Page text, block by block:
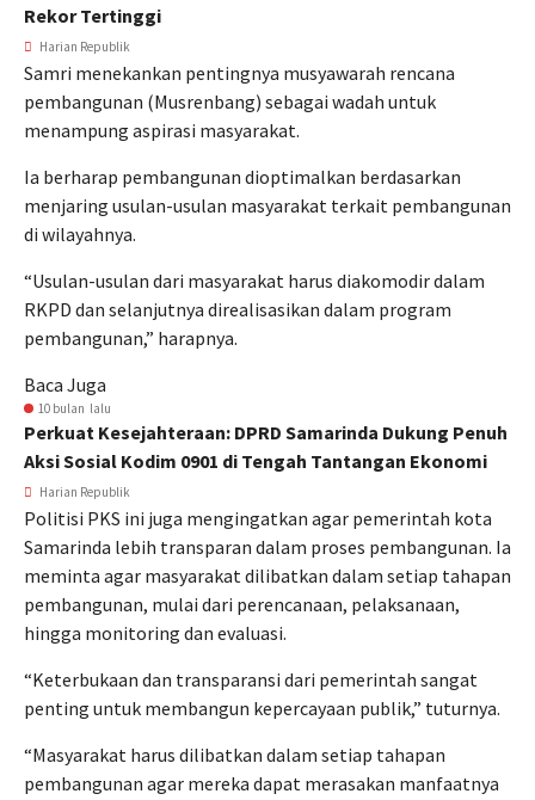
Rekor Tertinggi
Harian Republik
Samri menekankan pentingnya musyawarah rencana
pembangunan (Musrenbang) sebagai wadah untuk
menampung aspirasi masyarakat.
Ia berharap pembangunan dioptimalkan berdasarkan
menjaring usulan-usulan masyarakat terkait pembangunan
di wilayahnya.
“Usulan-usulan dari masyarakat harus diakomodir dalam
RKPD dan selanjutnya direalisasikan dalam program
pembangunan,” harapnya.
Baca Juga
10 bulan lalu
Perkuat Kesejahteraan: DPRD Samarinda Dukung Penuh
Aksi Sosial Kodim 0901 di Tengah Tantangan Ekonomi
Harian Republik
Politisi PKS ini juga mengingatkan agar pemerintah kota
Samarinda lebih transparan dalam proses pembangunan. Ia
meminta agar masyarakat dilibatkan dalam setiap tahapan
pembangunan, mulai dari perencanaan, pelaksanaan,
hingga monitoring dan evaluasi.
“Keterbukaan dan transparansi dari pemerintah sangat
penting untuk membangun kepercayaan publik,” tuturnya.
“Masyarakat harus dilibatkan dalam setiap tahapan
pembangunan agar mereka dapat merasakan manfaatnya